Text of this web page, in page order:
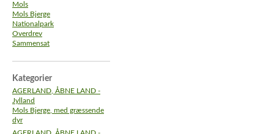
Mols
Mols Bjerge
Nationalpark
Overdrev
Sammensat
Kategorier
AGERLAND, ÅBNE LAND -
Jylland
Mols Bjerge, med græssende
dyr